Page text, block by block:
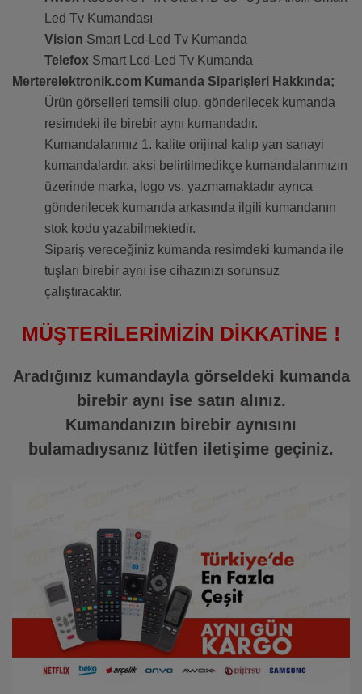
Led Tv Kumandası
Vision Smart Lcd-Led Tv Kumanda
Telefox Smart Lcd-Led Tv Kumanda
Merterelektronik.com Kumanda Siparişleri Hakkında;
Ürün görselleri temsili olup, gönderilecek kumanda
resimdeki ile birebir aynı kumandadır.
Kumandalarımız 1. kalite orijinal kalıp yan sanayi
kumandalardır, aksi belirtilmedikçe kumandalarımızın
üzerinde marka, logo vs. yazmamaktadır ayrıca
gönderilecek kumanda arkasında ilgili kumandanın
stok kodu yazabilmektedir.
Sipariş vereceğiniz kumanda resimdeki kumanda ile
tuşları birebir aynı ise cihazınızı sorunsuz
çalıştıracaktır.
MÜŞTERİLERİMİZİN DİKKATİNE !
Aradığınız kumandayla görseldeki kumanda
birebir aynı ise satın alınız.
Kumandanızın birebir aynısını
bulamadıysanız lütfen iletişime geçiniz.